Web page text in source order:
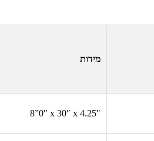
מידות
8”0″ x 30″ x 4.25″